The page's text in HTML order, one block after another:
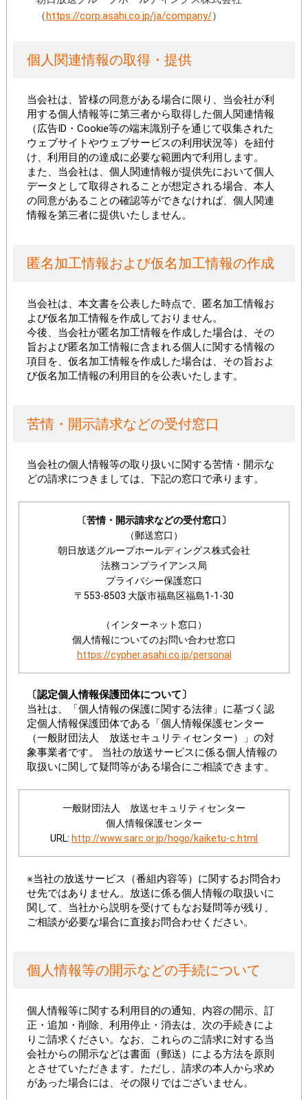
（https://corp.asahi.co.jp/ja/company/）
個人関連情報の取得・提供
当会社は、皆様の同意がある場合に限り、当会社が利
用する個人情報等に第三者から取得した個人関連情報
（広告ID・Cookie等の端末識別子を通じて収集された
ウェブサイトやウェブサービスの利用状況等）を紐付
け、利用目的の達成に必要な範囲内で利用します。
また、当会社は、個人関連情報が提供先において個人
データとして取得されることが想定される場合、本人
の同意があることの確認等ができなければ、個人関連
情報を第三者に提供いたしません。
匿名加工情報および仮名加工情報の作成
当会社は、本文書を公表した時点で、匿名加工情報お
よび仮名加工情報を作成しておりません。
今後、当会社が匿名加工情報を作成した場合は、その
旨および匿名加工情報に含まれる個人に関する情報の
項目を、仮名加工情報を作成した場合は、その旨およ
び仮名加工情報の利用目的を公表いたします。
苦情・開示請求などの受付窓口
当会社の個人情報等の取り扱いに関する苦情・開示な
どの請求につきましては、下記の窓口で承ります。
〔苦情・開示請求などの受付窓口〕
（郵送窓口）
朝日放送グループホールディングス株式会社
法務コンプライアンス局
プライバシー保護窓口
〒553-8503 大阪市福島区福島1-1-30
（インターネット窓口）
個人情報についてのお問い合わせ窓口
https://cypher.asahi.co.jp/personal
〔認定個人情報保護団体について〕
当社は、「個人情報の保護に関する法律」に基づく認
定個人情報保護団体である「個人情報保護センター
（一般財団法人 放送セキュリティセンター）」の対
象事業者です。 当社の放送サービスに係る個人情報の
取扱いに関して疑問等がある場合にご相談できます。
一般財団法人 放送セキュリティセンター
個人情報保護センター
URL: http://www.sarc.or.jp/hogo/kaiketu-c.html
※当社の放送サービス（番組内容等）に関するお問合わ
せ先ではありません。放送に係る個人情報の取扱いに
関して、当社から説明を受けてもなお疑問等が残り、
ご相談が必要な場合に直接お問合わせください。
個人情報等の開示などの手続について
個人情報等に関する利用目的の通知、内容の開示、訂
正・追加・削除、利用停止・消去は、次の手続きによ
りご請求ください。なお、これらのご請求に対する当
会社からの開示などは書面（郵送）による方法を原則
とさせていただきます。ただし、請求の本人から求め
があった場合には、その限りではございません。